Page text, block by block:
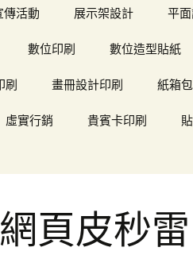
傳活動 展示架設計 平
數位印刷 數位造型貼紙
刷 畫冊設計印刷 紙箱
虛實行銷 貴賓卡印刷
頁皮秒雷